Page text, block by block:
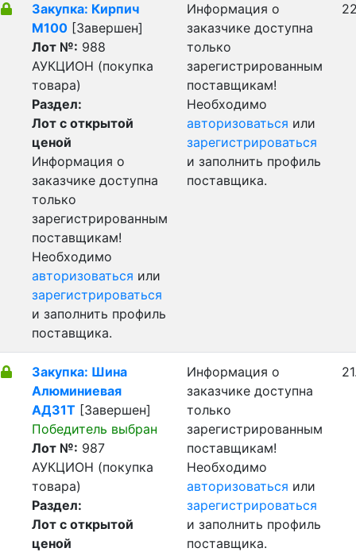
Закупка: Кирпич
М100 [Завершен]
Лот №: 988
АУКЦИОН (покупка
товара)
Раздел:
Лот с открытой
ценой
Информация о
заказчике доступна
только
зарегистрированным
поставщикам!
Необходимо
авторизоваться или
зарегистрироваться
и заполнить профиль
поставщика.
Информация о
заказчике доступна
только
зарегистрированным
поставщикам!
Необходимо
авторизоваться или
зарегистрироваться
и заполнить профиль
поставщика.
Закупка: Шина
Алюминиевая
АД31Т [Завершен]
Победитель выбран
Лот №: 987
АУКЦИОН (покупка
товара)
Раздел:
Лот с открытой
ценой
Информация о
заказчике доступна
только
зарегистрированным
поставщикам!
Необходимо
авторизоваться или
зарегистрироваться
и заполнить профиль
поставщика.